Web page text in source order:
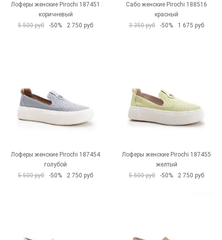
Лоферы женские Pirochi 187451
коричневый
5 500 руб
-50% 2 750 руб
Сабо женские Pirochi 188516
красный
3 350 руб
-50% 1 675 руб
Лоферы женские Pirochi 187454
голубой
5 500 руб
-50% 2 750 руб
Лоферы женские Pirochi 187455
желтый
5 500 руб
-50% 2 750 руб